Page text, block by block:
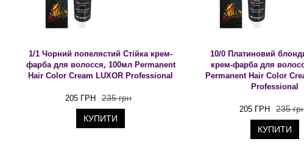
1/1 Чорний попелястий Стійка крем-
фарба для волосся, 100мл Permanent
Hair Color Cream LUXOR Professional
205 ГРН 235 грн
КУПИТИ
10/0 Платиновий
крем-фарба для
Permanent Hair Color
Professional
205 ГРН 235
КУПИТИ